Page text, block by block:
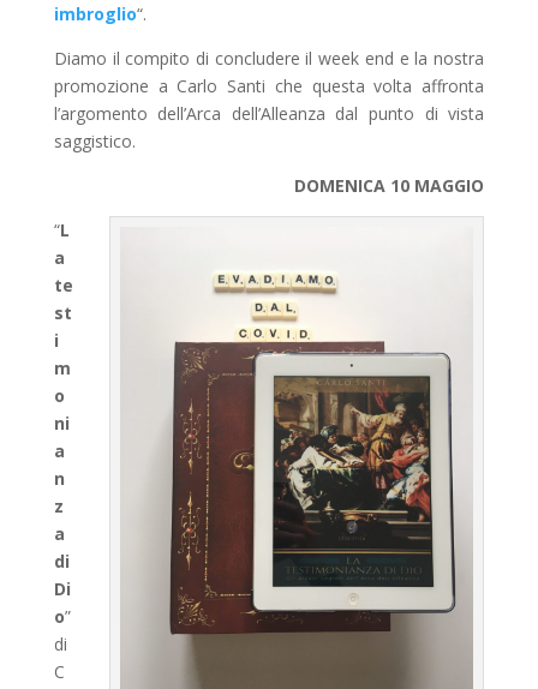
imbroglio“.
Diamo il compito di concludere il week end e la nostra
promozione a Carlo Santi che questa volta affronta
l’argomento dell’Arca dell’Alleanza dal punto di vista
saggistico.
DOMENICA 10 MAGGIO
“L
a
te
st
i
m
o
ni
a
n
z
a
di
Di
o”
di
C